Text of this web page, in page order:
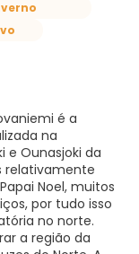
é a
na
e Ounasjoki da
relativamente
Noel, muitos
por tudo isso
no norte.
a região da